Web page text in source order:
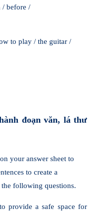
/ before /
to play / the guitar /
đoạn văn, lá thư
your answer sheet to
to create a
following questions.
provide a safe space for